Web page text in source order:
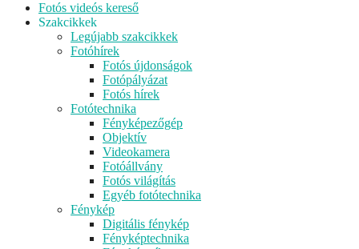
Fotós videós kereső
Szakcikkek
Legújabb szakcikkek
Fotóhírek
Fotós újdonságok
Fotópályázat
Fotós hírek
Fotótechnika
Fényképezőgép
Objektív
Videokamera
Fotóállvány
Fotós világítás
Egyéb fotótechnika
Fénykép
Digitális fénykép
Fényképtechnika